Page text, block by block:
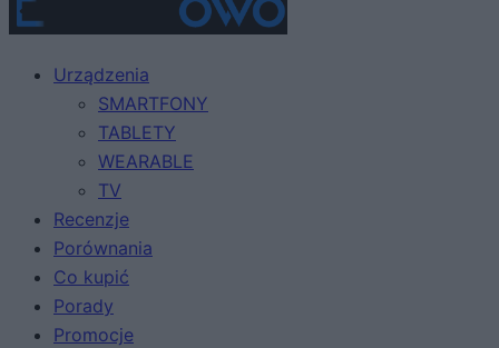
Urządzenia
SMARTFONY
TABLETY
WEARABLE
TV
Recenzje
Porównania
Co kupić
Porady
Promocje